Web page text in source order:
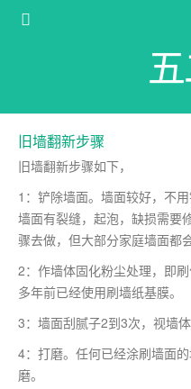
旧墙翻新步骤
旧墙翻新步骤如下，
1：铲除墙面。墙面较好，不
墙面有裂缝，起泡，缺损需要
骤去做，但大部分家庭墙面都
2：作墙体固化粉尘处理，即
多年前已经使用刷墙纸基膜。
3：墙面刮腻子2到3次，视墙
4：打磨。任何已经涂刷墙面
磨。